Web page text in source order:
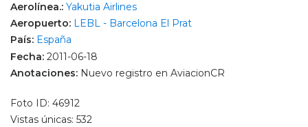
Aerolínea.: Yakutia Airlines
Aeropuerto: LEBL - Barcelona El Prat
País: España
Fecha: 2011-06-18
Anotaciones: Nuevo registro en AviacionCR
Foto ID: 46912
Vistas únicas: 532